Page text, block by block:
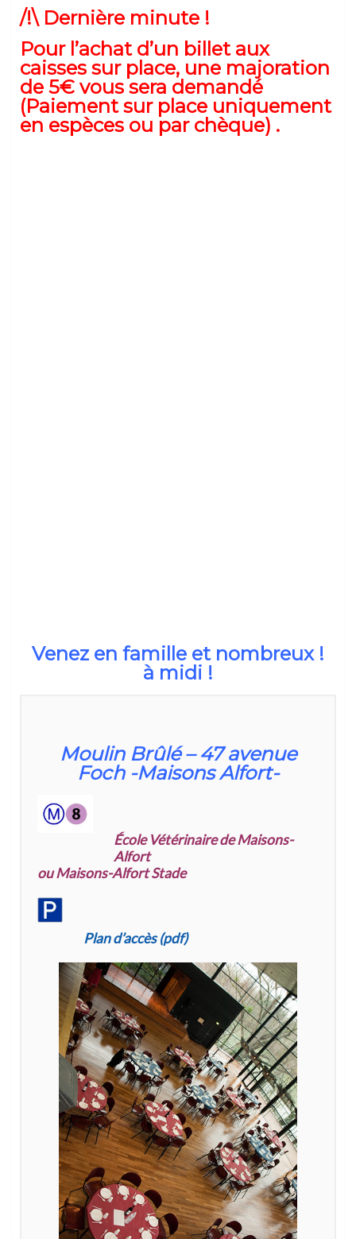
/!\ Dernière minute !
Pour l’achat d’un billet aux
caisses sur place, une majoration
de 5€ vous sera demandé
(Paiement sur place uniquement
en espèces ou par chèque) .
Venez en famille et nombreux !
à midi !
Moulin Brûlé – 47 avenue
Foch -Maisons Alfort-
École Vétérinaire de Maisons-
Alfort‎
ou Maisons-Alfort Stade
Plan d’accès (pdf)